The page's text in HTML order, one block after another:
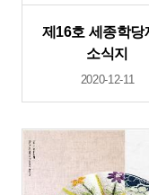
제16호 세종학당
소식지
2020-12-11